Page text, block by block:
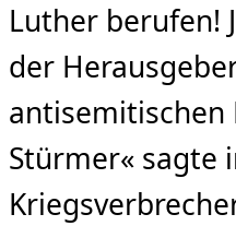
Luther berufen!
der
antisemitischen
Stürmer« sagte